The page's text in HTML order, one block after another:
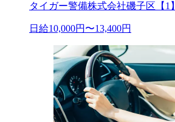
タイガー警備株式会社磯子区【1】
日給10,000円〜13,400円